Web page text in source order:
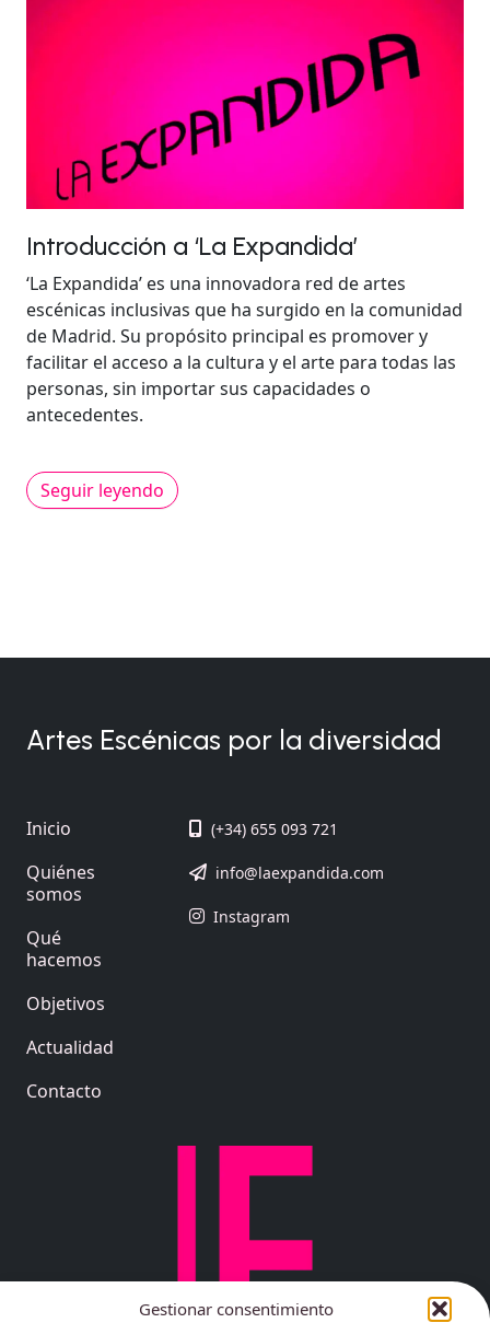
Gestionar consentimiento
Introducción a ‘La Expandida’
‘La Expandida’ es una innovadora red de artes
escénicas inclusivas que ha surgido en la comunidad
de Madrid. Su propósito principal es promover y
facilitar el acceso a la cultura y el arte para todas las
personas, sin importar sus capacidades o
antecedentes.
Seguir leyendo
Artes Escénicas por la diversidad
Inicio
Quiénes
somos
Qué
hacemos
Objetivos
Actualidad
Contacto
(+34) 655 093 721
info@laexpandida.com
Instagram